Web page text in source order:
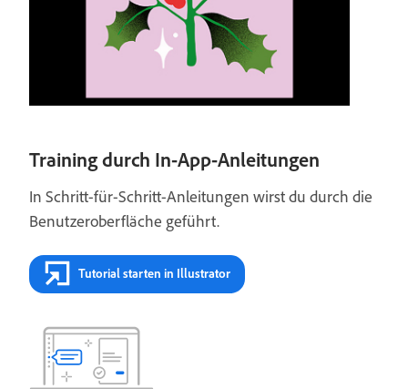
Training durch In-App-Anleitungen
In Schritt-für-Schritt-Anleitungen wirst du durch die
Benutzeroberfläche geführt.
Tutorial starten in Illustrator